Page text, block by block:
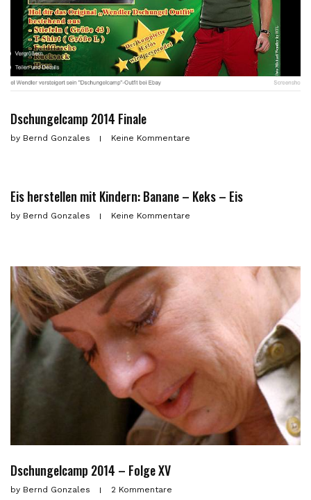
Dschungelcamp 2014 Finale
by Bernd Gonzales Keine Kommentare
Eis herstellen mit Kindern: Banane – Keks – Eis
by Bernd Gonzales Keine Kommentare
Dschungelcamp 2014 – Folge XV
by Bernd Gonzales 2 Kommentare